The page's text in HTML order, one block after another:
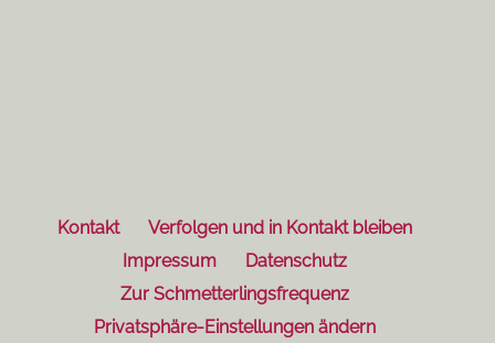
Kontakt
Verfolgen und in Kontakt bleiben
Impressum
Datenschutz
Zur Schmetterlingsfrequenz
Privatsphäre-Einstellungen ändern